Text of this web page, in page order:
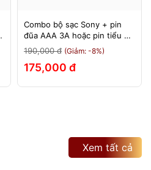
Combo bộ sạc Sony + pin
đũa AAA 3A hoặc pin tiểu AA
2A Sony 1.5v
190,000 đ (Giảm: -8%)
175,000 đ
Xem tất cả